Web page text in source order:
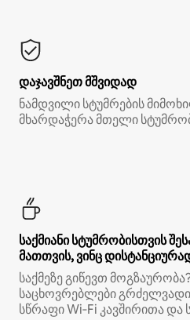
დაჯავშნეთ მშვიდად
ნამდვილი სტუმრების
მხარდაჭერა მთელი
საქმიანი სტუმრობისთვის
მათთვის, ვინც
საქმეზე გიწევთ
საცხოვრებლები
სწრაფი Wi‑Fi კავშირითა და